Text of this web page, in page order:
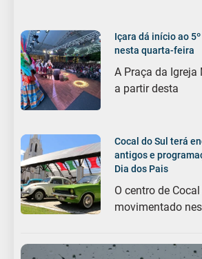
Içara dá início ao
nesta quarta-feira
A Praça da
a partir desta
Cocal do Sul terá
antigos e
Dia dos Pais
O centro de
movimentado